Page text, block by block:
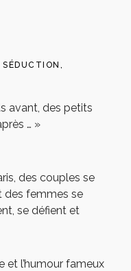
avant, des petits
… »
des couples se
des femmes se
se défient et
et l’humour fameux